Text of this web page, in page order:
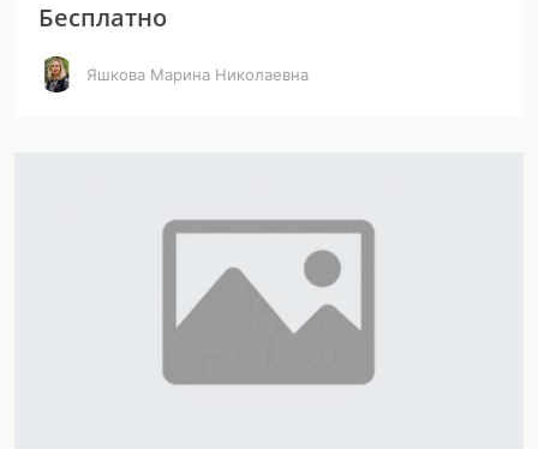
Бесплатно
Яшкова Марина Николаевна